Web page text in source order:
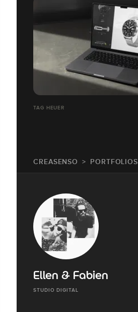
TAG HEUER
CREASENSO PORTFOLIOS
Ellen & Fabien
STUDIO DIGITAL